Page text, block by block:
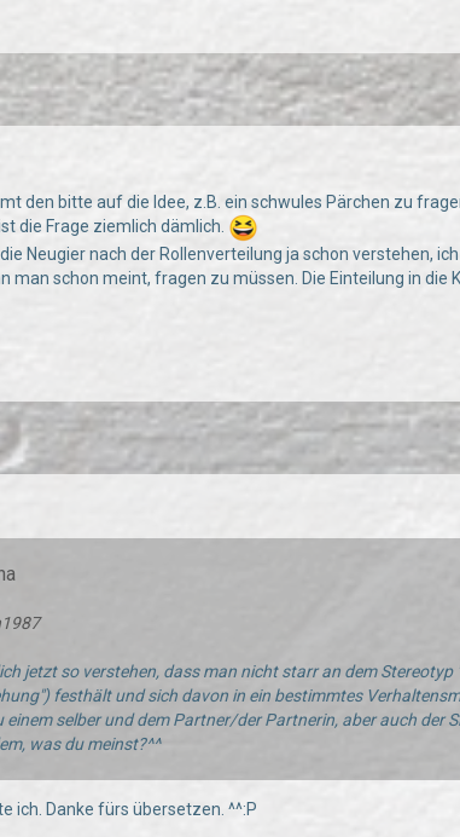
den bitte auf die Idee, z.B. ein schwules Pärchen zu
die Frage ziemlich dämlich.
Neugier nach der Rollenverteilung ja schon verstehen,
man schon meint, fragen zu müssen. Die Einteilung in
jetzt so verstehen, dass man nicht starr an dem
festhält und sich davon in ein bestimmtes
einem selber und dem Partner/der Partnerin, aber auch der
was du meinst?^^
ich. Danke fürs übersetzen. ^^:P